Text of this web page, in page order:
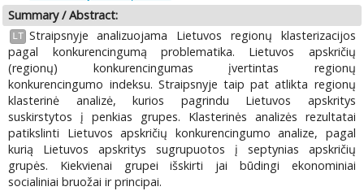
Summary / Abstract:
LT Straipsnyje analizuojama Lietuvos regionų klasterizacijos
pagal konkurencingumą problematika. Lietuvos apskričių
(regionų) konkurencingumas įvertintas regionų
konkurencingumo indeksu. Straipsnyje taip pat atlikta regionų
klasterinė analizė, kurios pagrindu Lietuvos apskritys
suskirstytos į penkias grupes. Klasterinės analizės rezultatai
patikslinti Lietuvos apskričių konkurencingumo analize, pagal
kurią Lietuvos apskritys sugrupuotos į septynias apskričių
grupės. Kiekvienai grupei išskirti jai būdingi ekonominiai
socialiniai bruožai ir principai.